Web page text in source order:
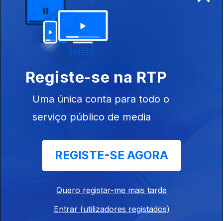
Disponível para iOS, Android, Apple TV, Android TV e
CarPlay
Registe-se na RTP
Uma única conta para todo o
serviço público de media
REGISTE-SE AGORA
Quero registar-me mais tarde
Entrar (utilizadores registados)